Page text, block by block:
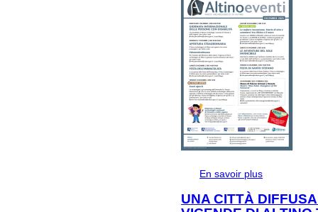
En savoir plus
UNA CITTÀ